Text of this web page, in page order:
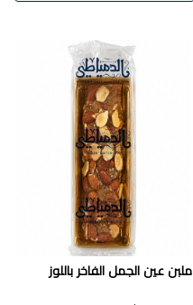
ملبن عين الجمل الفاخر باللوز